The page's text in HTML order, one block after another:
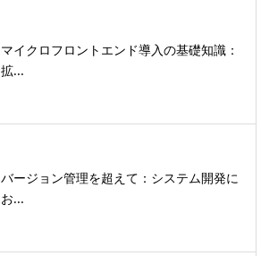
マイクロフロントエンド導入の基礎知識：
拡...
バージョン管理を超えて：システム開発に
お...